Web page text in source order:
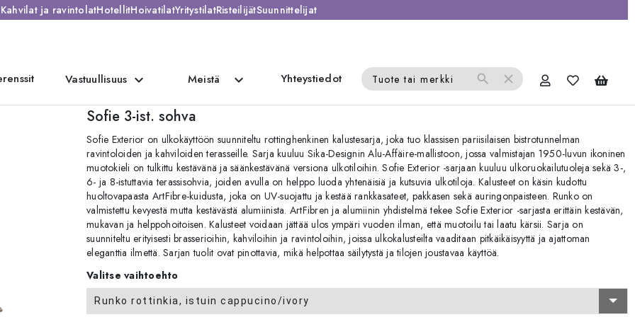
Kahvilat ja ravintolatHotellitHoivatilatYritystilatRisteilijätSuunnittelijat
Vastuullisuus expand_more Meistä expand_more Yhteystiedot Tuote tai merkki search close
Sofie 3-ist. sohva
Sofie Exterior on ulkokäyttöön suunniteltu rottinghenkinen kalustesarja, joka tuo klassisen pariisilaisen bistrotunnelman
ravintoloiden ja kahviloiden terasseille. Sarja kuuluu Sika-Designin Alu-Affäire-mallistoon, jossa valmistajan 1950-luvun ikoninen
muotokieli on tulkittu kestävänä ja säänkestävänä versiona ulkotiloihin. Sofie Exterior -sarjaan kuuluu ulkoruokailutuoleja sekä 3-,
6- ja 8-istuttavia terassisohvia, joiden avulla on helppo luoda yhtenäisiä ja kutsuvia ulkotiloja. Kalusteet on käsin kudottu
huoltovapaasta ArtFibre-kuidusta, joka on UV-suojattu ja kestää rankkasateet, pakkasen sekä auringonpaisteen. Runko on
valmistettu kevyestä mutta kestävästä alumiinista. ArtFibren ja alumiinin yhdistelmä tekee Sofie Exterior -sarjasta erittäin kestävän,
mukavan ja helppohoitoisen. Kalusteet voidaan jättää ulos ympäri vuoden ilman, että muotoilu tai laatu kärsii. Sarja on
suunniteltu erityisesti brasserioihin, kahviloihin ja ravintoloihin, joissa ulkokalusteilta vaaditaan pitkäikäisyyttä ja ajattoman
eleganttia ilmettä. Sarjan tuolit ovat pinottavia, mikä helpottaa säilytystä ja tilojen joustavaa käyttöä.
Valitse vaihtoehto
Runko rottinkia, istuin cappucino/ivory